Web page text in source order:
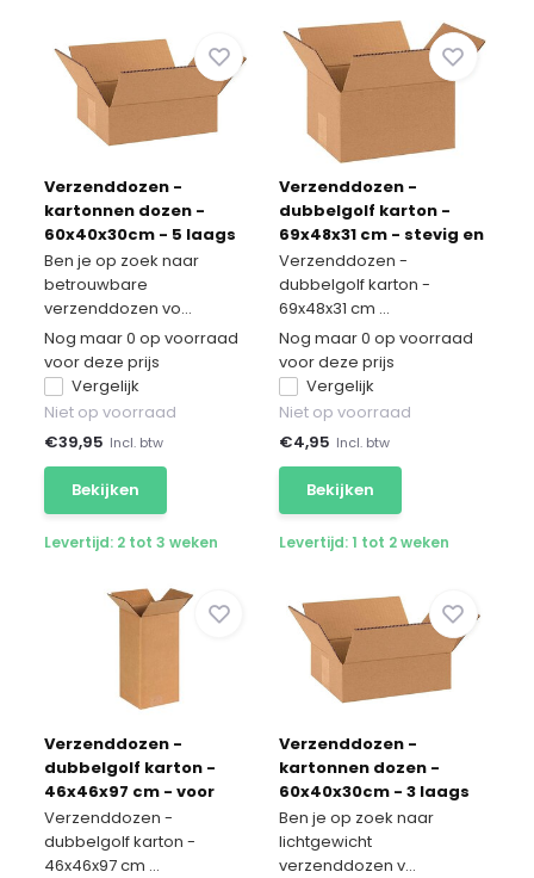
Verzenddozen -
kartonnen dozen -
60x40x30cm - 5 laags
20 stuks
Ben je op zoek naar
betrouwbare
verzenddozen vo...
Nog maar 0 op voorraad
voor deze prijs
Vergelijk
Niet op voorraad
€39,95 Incl. btw
Bekijken
Levertijd: 2 tot 3 weken
Verzenddozen -
dubbelgolf karton -
69x48x31 cm - stevig en
betrouwbaar
Verzenddozen -
dubbelgolf karton -
69x48x31 cm ...
Nog maar 0 op voorraad
voor deze prijs
Vergelijk
Niet op voorraad
€4,95 Incl. btw
Bekijken
Levertijd: 1 tot 2 weken
Verzenddozen -
dubbelgolf karton -
46x46x97 cm - voor
langwerpige items
Verzenddozen -
dubbelgolf karton -
46x46x97 cm ...
Verzenddozen -
kartonnen dozen -
60x40x30cm - 3 laags
20 stuks
Ben je op zoek naar
lichtgewicht
verzenddozen v...